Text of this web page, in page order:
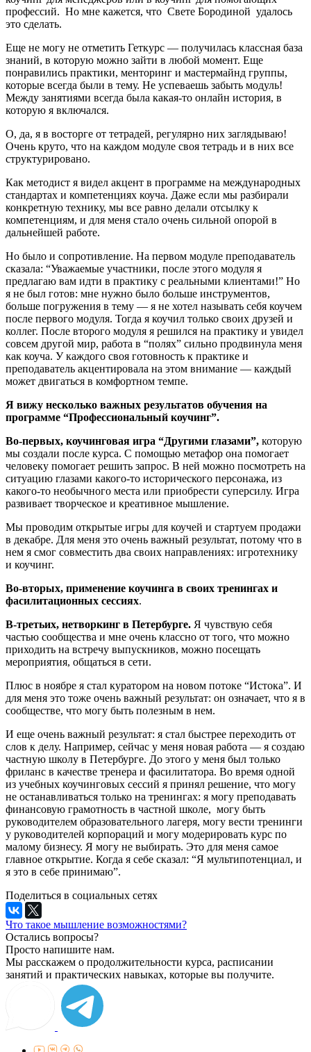
профессий. Но мне кажется, что Свете Бородиной удалось
это сделать.
Еще не могу не отметить Геткурс — получилась классная база
знаний, в которую можно зайти в любой момент. Еще
понравились практики, менторинг и мастермайнд группы,
которые всегда были в тему. Не успеваешь забыть модуль!
Между занятиями всегда была какая-то онлайн история, в
которую я включался.
О, да, я в восторге от тетрадей, регулярно них заглядываю!
Очень круто, что на каждом модуле своя тетрадь и в них все
структурировано.
Как методист я видел акцент в программе на международных
стандартах и компетенциях коуча. Даже если мы разбирали
конкретную технику, мы все равно делали отсылку к
компетенциям, и для меня стало очень сильной опорой в
дальнейшей работе.
Но было и сопротивление. На первом модуле преподаватель
сказала: “Уважаемые участники, после этого модуля я
предлагаю вам идти в практику с реальными клиентами!” Но
я не был готов: мне нужно было больше инструментов,
больше погружения в тему — я не хотел называть себя коучем
после первого модуля. Тогда я коучил только своих друзей и
коллег. После второго модуля я решился на практику и увидел
совсем другой мир, работа в “полях” сильно продвинула меня
как коуча. У каждого своя готовность к практике и
преподаватель акцентировала на этом внимание — каждый
может двигаться в комфортном темпе.
Я вижу несколько важных результатов обучения на
программе “Профессиональный коучинг”.
Во-первых, коучинговая игра “Другими глазами”, которую
мы создали после курса. С помощью метафор она помогает
человеку помогает решить запрос. В ней можно посмотреть на
ситуацию глазами какого-то исторического персонажа, из
какого-то необычного места или приобрести суперсилу. Игра
развивает творческое и креативное мышление.
Мы проводим открытые игры для коучей и стартуем продажи
в декабре. Для меня это очень важный результат, потому что в
нем я смог совместить два своих направлениях: игротехнику
и коучинг.
Во-вторых, применение коучинга в своих тренингах и
фасилитационных сессиях.
В-третьих, нетворкинг в Петербурге. Я чувствую себя
частью сообщества и мне очень классно от того, что можно
приходить на встречу выпускников, можно посещать
мероприятия, общаться в сети.
Плюс в ноябре я стал куратором на новом потоке “Истока”. И
для меня это тоже очень важный результат: он означает, что я в
сообществе, что могу быть полезным в нем.
И еще очень важный результат: я стал быстрее переходить от
слов к делу. Например, сейчас у меня новая работа — я создаю
частную школу в Петербурге. До этого у меня был только
фриланс в качестве тренера и фасилитатора. Во время одной
из учебных коучинговых сессий я принял решение, что могу
не останавливаться только на тренингах: я могу преподавать
финансовую грамотность в частной школе, могу быть
руководителем образовательного лагеря, могу вести тренинги
у руководителей корпораций и могу модерировать курс по
малому бизнесу. Я могу не выбирать. Это для меня самое
главное открытие. Когда я себе сказал: “Я мультипотенциал, и
я это в себе принимаю”.
Поделиться в социальных сетях
Что такое мышление возможностями?
Остались вопросы?
Просто напишите нам.
Мы расскажем о продолжительности курса, расписании
занятий и практических навыках, которые вы получите.